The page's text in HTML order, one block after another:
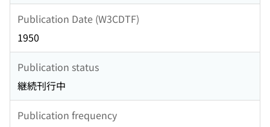
Publication Date (W3CDTF)
1950
Publication status
継続刊行中
Publication frequency